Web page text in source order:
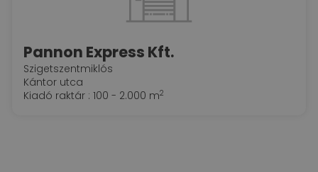
Pannon Express Kft.
Szigetszentmiklós
Kántor utca
Kiadó raktár : 100 - 2.000 m2